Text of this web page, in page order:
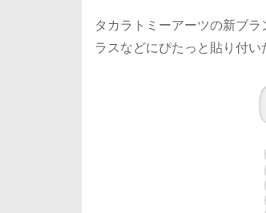
タカラトミーアーツの新ブ
ラスなどにぴたっと貼り付